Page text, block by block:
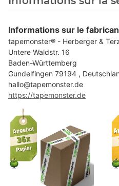
Informations sur le
tapemonster® - Herberger &
Untere Waldstr. 16
Baden-Württemberg
Gundelfingen 79194 ,
hallo@tapemonster.de
https://tapemonster.de